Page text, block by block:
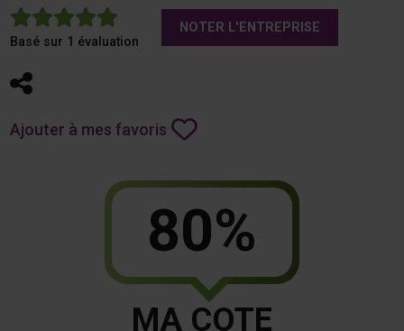
5
Basé sur 1 évaluation
NOTER L'ENTREPRISE
Partager
Ajouter à mes favoris
80%
MA COTE